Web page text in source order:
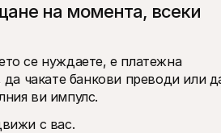
на момента, всеки
се нуждаете, е платежна
чакате банкови преводи или
ви импулс.
с вас.